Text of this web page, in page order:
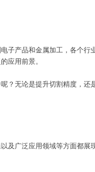
子产品和金属加工，各个
应用前景。
无论是提升切割精度，还
及广泛应用领域等方面都